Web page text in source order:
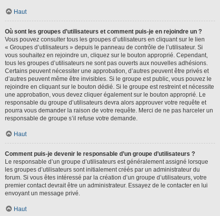
Haut
Où sont les groupes d’utilisateurs et comment puis-je en rejoindre un ?
Vous pouvez consulter tous les groupes d’utilisateurs en cliquant sur le lien
« Groupes d’utilisateurs » depuis le panneau de contrôle de l’utilisateur. Si
vous souhaitez en rejoindre un, cliquez sur le bouton approprié. Cependant,
tous les groupes d’utilisateurs ne sont pas ouverts aux nouvelles adhésions.
Certains peuvent nécessiter une approbation, d’autres peuvent être privés et
d’autres peuvent même être invisibles. Si le groupe est public, vous pouvez le
rejoindre en cliquant sur le bouton dédié. Si le groupe est restreint et nécessite
une approbation, vous devez cliquer également sur le bouton approprié. Le
responsable du groupe d’utilisateurs devra alors approuver votre requête et
pourra vous demander la raison de votre requête. Merci de ne pas harceler un
responsable de groupe s’il refuse votre demande.
Haut
Comment puis-je devenir le responsable d’un groupe d’utilisateurs ?
Le responsable d’un groupe d’utilisateurs est généralement assigné lorsque
les groupes d’utilisateurs sont initialement créés par un administrateur du
forum. Si vous êtes intéressé par la création d’un groupe d’utilisateurs, votre
premier contact devrait être un administrateur. Essayez de le contacter en lui
envoyant un message privé.
Haut